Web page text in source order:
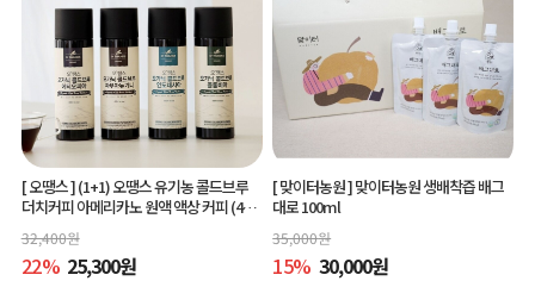
[ 오땡스 ](1+1) 오땡스 유기농 콜드브루
더치커피 아메리카노 원액 액상 커피 (400
32,400원
22% 25,300원
[ 맞이터농원 ]맞이터농원 생배착즙 배그
대로 100ml
35,000원
15% 30,000원